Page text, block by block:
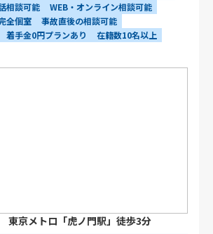
相談可能
WEB・オンライン相談可能
全個室
事故直後の相談可能
着手金0円プランあり
在籍数10名以上
東京メトロ「虎ノ門駅」徒歩3分